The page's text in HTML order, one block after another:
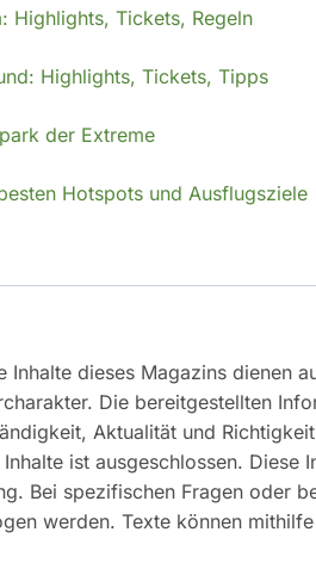
Highlights, Tickets, Regeln
Highlights, Tickets, Tipps
der Extreme
Hotspots und Ausflugsziele
Inhalte dieses Magazins dienen
Die bereitgestellten
Aktualität und
ist ausgeschlossen.
Bei spezifischen Fragen oder
werden. Texte können